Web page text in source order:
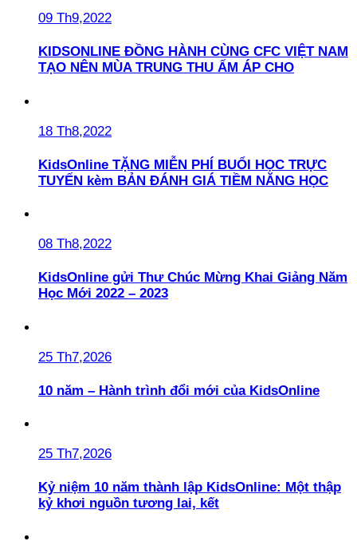
09 Th9,2022
KIDSONLINE ĐỒNG HÀNH CÙNG CFC VIỆT NAM
TẠO NÊN MÙA TRUNG THU ẤM ÁP CHO
18 Th8,2022
KidsOnline TẶNG MIỄN PHÍ BUỔI HỌC TRỰC
TUYẾN kèm BẢN ĐÁNH GIÁ TIỀM NĂNG HỌC
08 Th8,2022
KidsOnline gửi Thư Chúc Mừng Khai Giảng Năm
Học Mới 2022 – 2023
25 Th7,2026
10 năm – Hành trình đổi mới của KidsOnline
25 Th7,2026
Kỷ niệm 10 năm thành lập KidsOnline: Một thập
kỷ khơi nguồn tương lai, kết